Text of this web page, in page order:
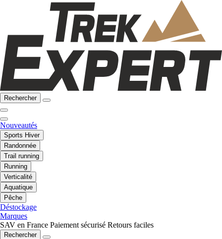
Rechercher
Nouveautés
Sports Hiver
Randonnée
Trail running
Running
Verticalité
Aquatique
Pêche
Déstockage
Marques
SAV en France Paiement sécurisé Retours faciles
Rechercher